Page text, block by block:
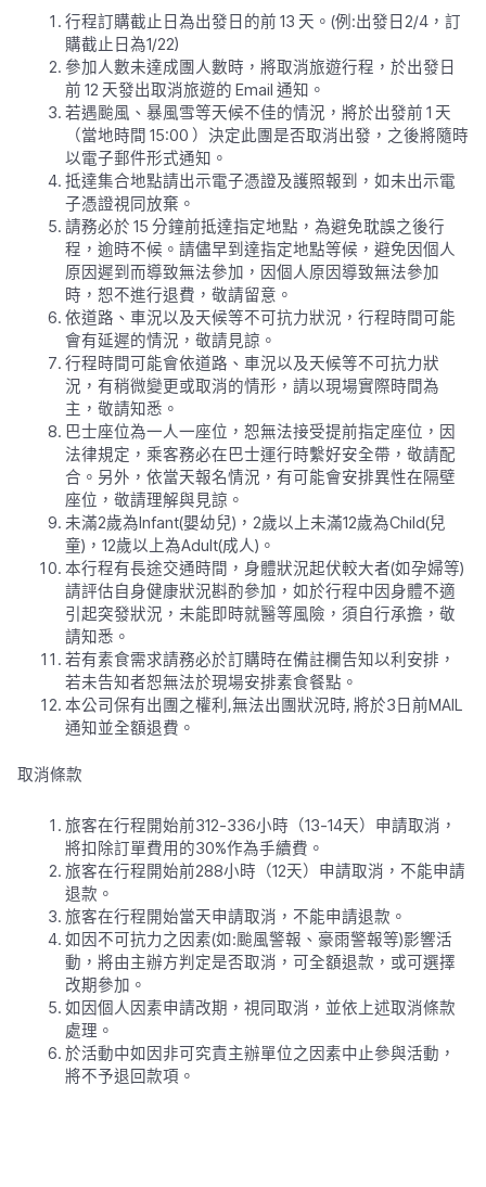
行程訂購截止日為出發日的前 13 天。(例:出發日2/4，訂
購截止日為1/22)
參加人數未達成團人數時，將取消旅遊行程，於出發日
前 12 天發出取消旅遊的 Email 通知。
若遇颱風、暴風雪等天候不佳的情況，將於出發前 1 天
（當地時間 15:00 ）決定此團是否取消出發，之後將隨時
以電子郵件形式通知。
抵達集合地點請出示電子憑證及護照報到，如未出示電
子憑證視同放棄。
請務必於 15 分鐘前抵達指定地點，為避免耽誤之後行
程，逾時不候。請儘早到達指定地點等候，避免因個人
原因遲到而導致無法參加，因個人原因導致無法參加
時，恕不進行退費，敬請留意。
依道路、車況以及天候等不可抗力狀況，行程時間可能
會有延遲的情況，敬請見諒。
行程時間可能會依道路、車況以及天候等不可抗力狀
況，有稍微變更或取消的情形，請以現場實際時間為
主，敬請知悉。
巴士座位為一人一座位，恕無法接受提前指定座位，因
法律規定，乘客務必在巴士運行時繫好安全帶，敬請配
合。另外，依當天報名情況，有可能會安排異性在隔壁
座位，敬請理解與見諒。
未滿2歲為Infant(嬰幼兒)，2歲以上未滿12歲為Child(兒
童)，12歲以上為Adult(成人)。
本行程有長途交通時間，身體狀況起伏較大者(如孕婦等)
請評估自身健康狀況斟酌參加，如於行程中因身體不適
引起突發狀況，未能即時就醫等風險，須自行承擔，敬
請知悉。
若有素食需求請務必於訂購時在備註欄告知以利安排，
若未告知者恕無法於現場安排素食餐點。
本公司保有出團之權利,無法出團狀況時, 將於3日前MAIL
通知並全額退費。
取消條款
旅客在行程開始前312-336小時（13-14天）申請取消，
將扣除訂單費用的30%作為手續費。
旅客在行程開始前288小時（12天）申請取消，不能申請
退款。
旅客在行程開始當天申請取消，不能申請退款。
如因不可抗力之因素(如:颱風警報、豪雨警報等)影響活
動，將由主辦方判定是否取消，可全額退款，或可選擇
改期參加。
如因個人因素申請改期，視同取消，並依上述取消條款
處理。
於活動中如因非可究責主辦單位之因素中止參與活動，
將不予退回款項。